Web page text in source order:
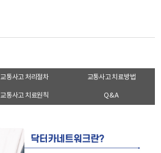
교통사고 처리절차 교통사고 치료방법
교통사고 치료원칙 Q&A